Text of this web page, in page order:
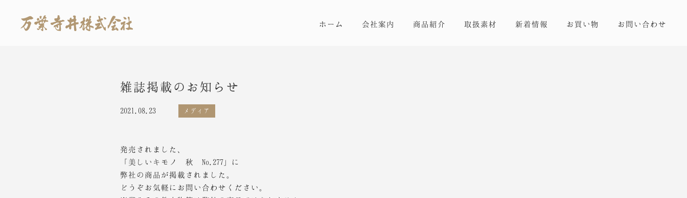
ホーム 会社案内 商品紹介 取扱素材 新着情報 お買い物 お問い合わせ
雑誌掲載のお知らせ
2021.08.23 メディア
発売されました、
「美しいキモノ 秋 No.277」に
弊社の商品が掲載されました。
どうぞお気軽にお問い合わせください。